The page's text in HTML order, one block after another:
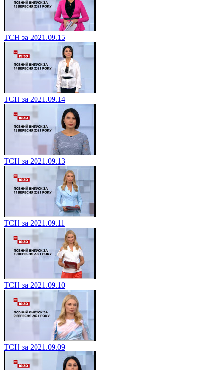
ТСН за 2021.09.16
ТСН за 2021.09.15
ТСН за 2021.09.14
ТСН за 2021.09.13
ТСН за 2021.09.11
ТСН за 2021.09.10